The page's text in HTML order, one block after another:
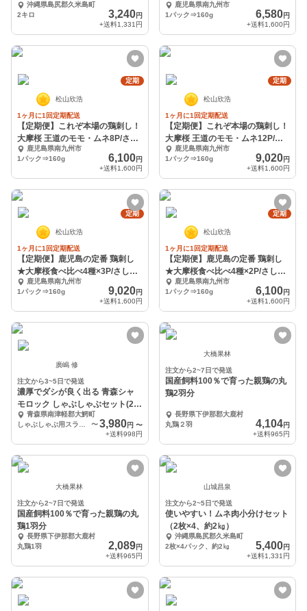
便 沖縄県島尻郡久米島町
2キロ
3,240円
+送料1,331円
（冷凍）
鹿児島県南九州市
1パック⇒160g
6,580円
+送料1,600円
定期
松山欣浩
1ヶ月に1回定期配送
【定期便】これぞ本場の鶏刺し！
大摩桜 王道のモモ・ムネ8P/さし
み醤油（冷凍）
鹿児島県南九州市
1パック⇒160g
6,100円
+送料1,600円
定期
松山欣浩
1ヶ月に1回定期配送
【定期便】これぞ本場の鶏刺し！
大摩桜 王道のモモ・ムネ12P/さ
しみ醤油（冷凍）
鹿児島県南九州市
1パック⇒160g
9,020円
+送料1,600円
定期
松山欣浩
1ヶ月に1回定期配送
【定期便】鹿児島の定番 鶏刺し
★大摩桜食べ比べ4種×3P/さしみ
醤油（冷凍）
鹿児島県南九州市
1パック⇒160g
9,020円
+送料1,600円
定期
松山欣浩
1ヶ月に1回定期配送
【定期便】鹿児島の定番 鶏刺し
★大摩桜食べ比べ4種×2P/さしみ
醤油（冷凍）
鹿児島県南九州市
1パック⇒160g
6,100円
+送料1,600円
廣嶋 修
注文から3~5日で発送
濃厚でダシが良く出る 青森シャ
モロック しゃぶしゃぶセット(2～
3人前)
青森県南津軽郡大鰐町
〜 3,980円 〜
+送料998円
大橋果林
注文から2~7日で発送
国産飼料100％で育った親鶏の丸
鶏2羽分
長野県下伊那郡大鹿村
丸鶏２羽
4,104円
+送料965円
大橋果林
注文から2~7日で発送
国産飼料100％で育った親鶏の丸
鶏1羽分
長野県下伊那郡大鹿村
丸鶏1羽
2,089円
+送料965円
山城昌泉
注文から2~5日で発送
使いやすい！ムネ肉小分けセット
（2枚×4、約2㎏）
沖縄県島尻郡久米島町
2枚×4パック、約2㎏
5,400円
+送料1,331円